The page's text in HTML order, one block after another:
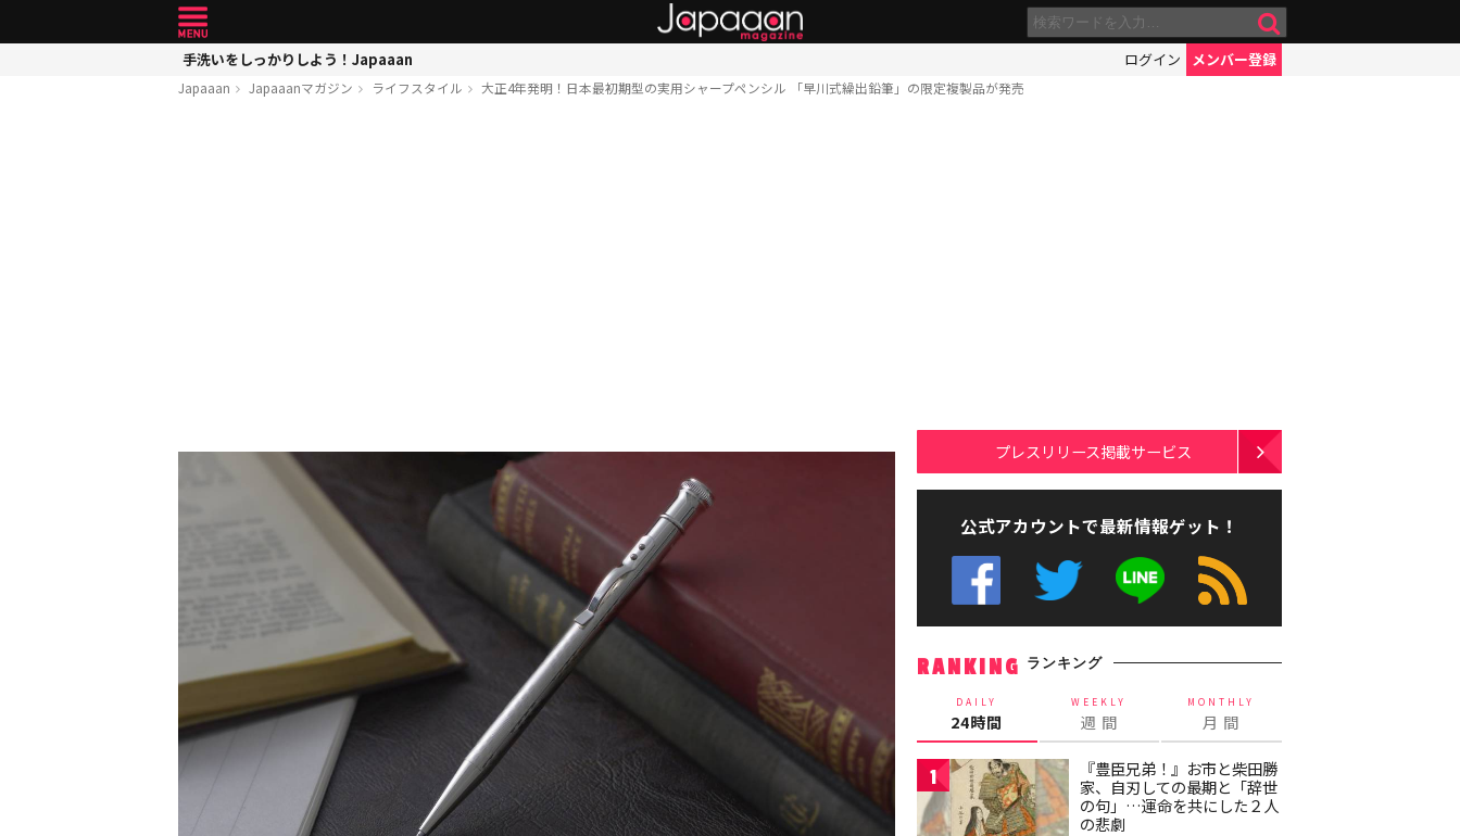
手洗いをしっかりしよう！Japaaan ログイン メンバー登録
Japaaan Japaaanマガジン ライフスタイル 大正4年発明！日本最初期型の実用シャープペンシル 「早川式繰出鉛筆」の限定複製品が発売
プレスリリース掲載サービス
公式アカウントで最新情報ゲット！
RANKING ランキング
DAILY
24時間
WEEKLY
週 間
MONTHLY
月 間
1
『豊臣兄弟！』お市と柴田勝
家、自刃しての最期と「辞世
の句」…運命を共にした２人
の悲劇